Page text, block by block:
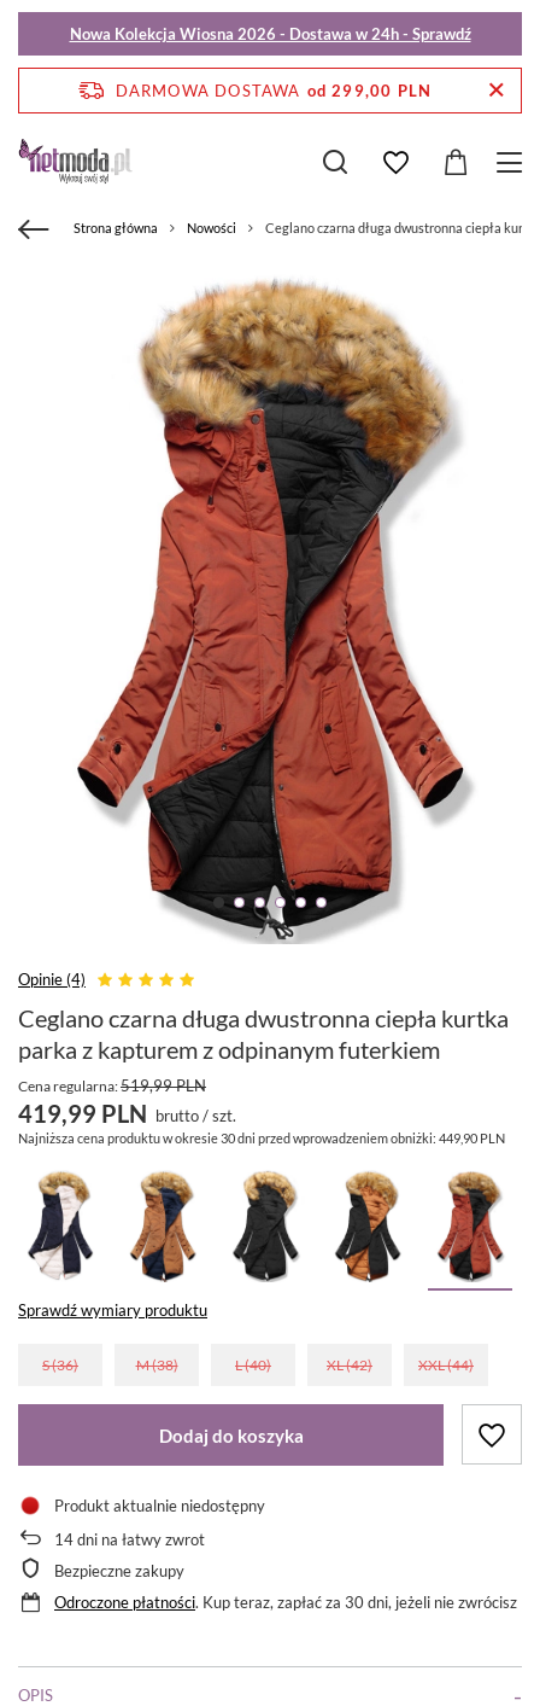
Nowa Kolekcja Wiosna 2026 - Dostawa w 24h - Sprawdź
DARMOWA DOSTAWA od 299,00 PLN
Strona główna Nowości Ceglano czarna długa dwustronna ciepła
Opinie (4)
Ceglano czarna długa dwustronna ciepła kurtka
parka z kapturem z odpinanym futerkiem
Cena regularna:519,99 PLN
419,99 PLN brutto/szt.
Najniższa cena produktu w okresie 30 dni przed wprowadzeniem obniżki: 449,90 PLN
Sprawdź wymiary produktu
S (36) M (38) L (40) XL (42) XXL (44)
Dodaj do koszyka
Produkt aktualnie niedostępny
14dni na łatwy zwrot
Bezpieczne zakupy
Odroczone płatności. Kup teraz, zapłać za 30 dni, jeżeli nie zwrócisz
OPIS